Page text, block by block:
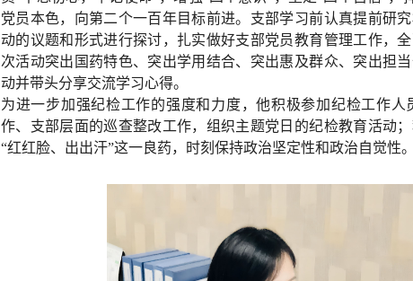
党员本色，向第二个一百年目标前进。支部学习前认真提前研
动的议题和形式进行探讨，扎实做好支部党员教育管理工作，
次活动突出国药特色、突出学用结合、突出惠及群众、突出担
动并带头分享交流学习心得。
为进一步加强纪检工作的强度和力度，他积极参加纪检工作
作、支部层面的巡查整改工作，组织主题党日的纪检教育活动
“红红脸、出出汗”这一良药，时刻保持政治坚定性和政治自觉性